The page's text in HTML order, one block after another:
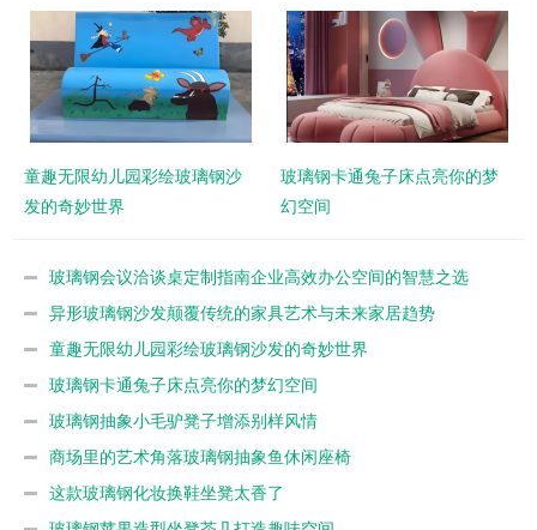
童趣无限幼儿园彩绘玻璃钢沙
发的奇妙世界
玻璃钢卡通兔子床点亮你的梦
幻空间
玻璃钢会议洽谈桌定制指南企业高效办公空间的智慧之选
异形玻璃钢沙发颠覆传统的家具艺术与未来家居趋势
童趣无限幼儿园彩绘玻璃钢沙发的奇妙世界
玻璃钢卡通兔子床点亮你的梦幻空间
玻璃钢抽象小毛驴凳子增添别样风情
商场里的艺术角落玻璃钢抽象鱼休闲座椅
这款玻璃钢化妆换鞋坐凳太香了